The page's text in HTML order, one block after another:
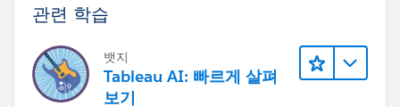
관련 학습
뱃지
Tableau AI: 빠르게 살펴
보기